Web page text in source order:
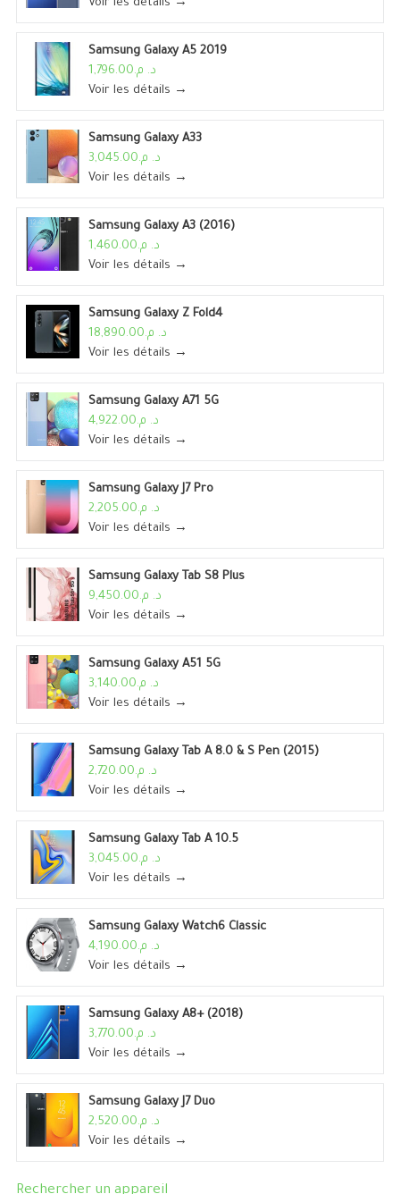
Voir les détails →
Samsung Galaxy A5 2019
د. م.1,796.00
Voir les détails →
Samsung Galaxy A33
د. م.3,045.00
Voir les détails →
Samsung Galaxy A3 (2016)
د. م.1,460.00
Voir les détails →
Samsung Galaxy Z Fold4
د. م.18,890.00
Voir les détails →
Samsung Galaxy A71 5G
د. م.4,922.00
Voir les détails →
Samsung Galaxy J7 Pro
د. م.2,205.00
Voir les détails →
Samsung Galaxy Tab S8 Plus
د. م.9,450.00
Voir les détails →
Samsung Galaxy A51 5G
د. م.3,140.00
Voir les détails →
Samsung Galaxy Tab A 8.0 & S Pen (2015)
د. م.2,720.00
Voir les détails →
Samsung Galaxy Tab A 10.5
د. م.3,045.00
Voir les détails →
Samsung Galaxy Watch6 Classic
د. م.4,190.00
Voir les détails →
Samsung Galaxy A8+ (2018)
د. م.3,770.00
Voir les détails →
Samsung Galaxy J7 Duo
د. م.2,520.00
Voir les détails →
Rechercher un appareil